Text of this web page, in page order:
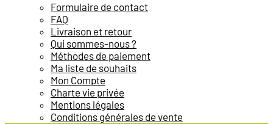
Formulaire de contact
FAQ
Livraison et retour
Qui sommes-nous ?
Méthodes de paiement
Ma liste de souhaits
Mon Compte
Charte vie privée
Mentions légales
Conditions générales de vente